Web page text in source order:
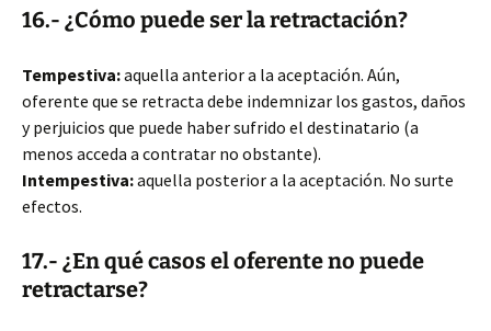
16.- ¿Cómo puede ser la retractación?
Tempestiva:aquella anterior a la aceptación. Aún,
oferente que se retracta debe indemnizar los gastos, daños
y perjuicios que puede haber sufrido el destinatario (a
menos acceda a contratar no obstante).
Intempestiva:aquella posterior a la aceptación. No surte
efectos.
17.- ¿En qué casos el oferente no puede
retractarse?